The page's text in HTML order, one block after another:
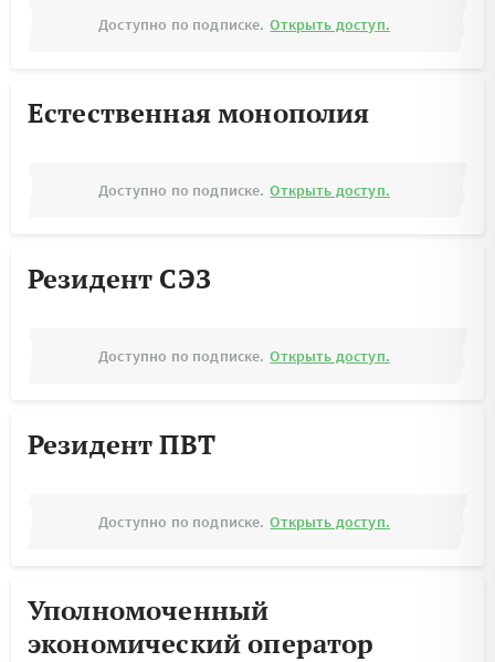
Доступно по подписке. Открыть доступ.
Естественная монополия
Доступно по подписке. Открыть доступ.
Резидент СЭЗ
Доступно по подписке. Открыть доступ.
Резидент ПВТ
Доступно по подписке. Открыть доступ.
Уполномоченный
экономический оператор